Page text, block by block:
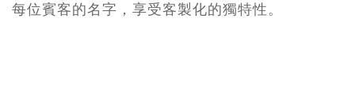
每位賓客的名字，享受客製化的獨特性。